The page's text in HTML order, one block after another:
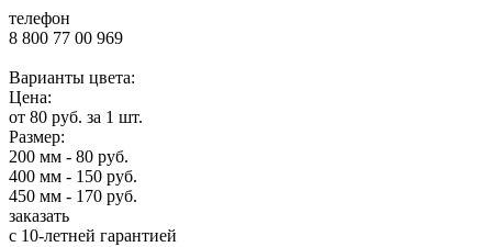
телефон
8 800 77 00 969
Варианты цвета:
Цена:
от 80 руб. за 1 шт.
Размер:
200 мм - 80 руб.
400 мм - 150 руб.
450 мм - 170 руб.
заказать
с 10-летней гарантией